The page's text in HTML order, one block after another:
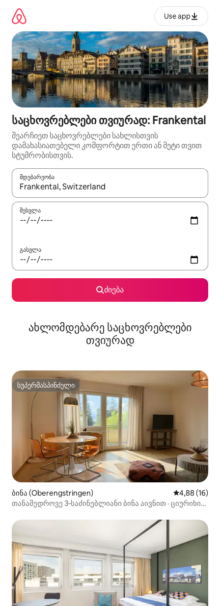
გადასვლა
Use app
საცხოვრებლები თვიურად: Frankental
შეარჩიეთ საცხოვრებლები სახლისთვის
დამახასიათებელი კომფორტით ერთი ან მეტი თვით
სტუმრობისთვის.
მდებარეობა
როცა შედეგები ხელმისაწვდომი გახდება, ნავიგაციისთვის
შესვლა
გასვლა
ძიება
ახლომდებარე საცხოვრებლები
თვიურად
სუპერმასპინძელი
სუპერმასპინძელი
ბინა (Oberengstringen) საშუალო
4,88 (16)
თანამედროვე 3‑საძინებლიანი ბინა აივნით · ციურიხი